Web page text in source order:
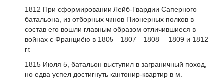
1812 При сформировании Лейб-Гвардии Саперного
батальона, из отборных чинов Пионерных полков в
состав его вошли главным образом отличившиеся в
войнах с Франциёю в 1805—1807—1808 —1809 и 1812
гг.
1815 Июля 5, батальон выступил в заграничный поход,
но едва успел достигнуть кантонир-квартир в м.